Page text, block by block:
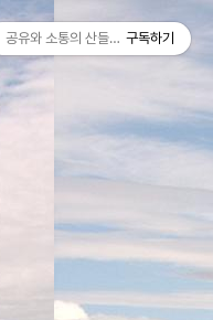
공유와 소통의 산들바람구독하기